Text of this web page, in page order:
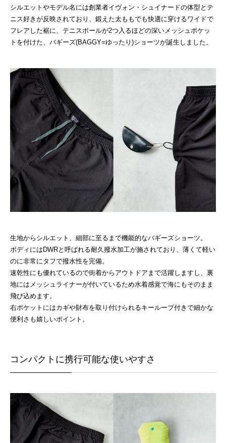
シルエットやモデル名には創業者イヴォン・シュイナードの体型とテ
ニス好きが反映されており、鍛えた太ももでも快適に穿けるワイドで
フレアした裾に、テニスボールが2つ入るほどの深いメッシュポケッ
トを付けた、バギーズ(BAGGY=ゆったり)ショーツが誕生しました。
生地からシルエット、細部に至るまで機能的なバギーズショーツ。
ボディにはDWRと呼ばれる耐久撥水加工が施されており、薄くて軽い
のに非常にタフで撥水性を完備。
速乾性にも優れているので街着からアウトドアまで活躍しますし、裏
地にはメッシュライナーが付いているため水着感覚で海にもそのまま
飛び込めます。
右ポケットにはカギや財布を取り付けられるキーループ付きで細かな
便利さも嬉しいポイント。
コンパクトに携行可能な使いやすさ